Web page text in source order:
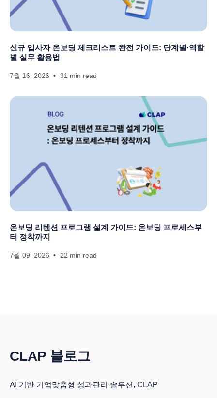
신규 입사자 온보딩 체크리스트 완전 가이드: 단계별·역할
별 실무 활용법
7월 16, 2026 31 min read
온보딩 리텐션 프로그램 설계 가이드: 온보딩 프로세스부
터 정착까지
7월 09, 2026 22 min read
CLAP 블로그
AI 기반 기업맞춤형 성과관리 솔루션, CLAP